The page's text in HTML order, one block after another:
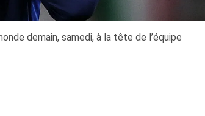
demain, samedi, à la tête de l’équipe